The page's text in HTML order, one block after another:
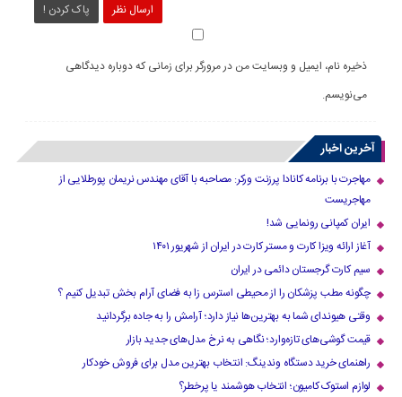
ارسال نظر پاک کردن !
ذخیره نام، ایمیل و وبسایت من در مرورگر برای زمانی که دوباره دیدگاهی
می‌نویسم.
آخرین اخبار
مهاجرت با برنامه کانادا پرزنت ورکر: مصاحبه با آقای مهندس نریمان پورطلایی از
مهاجریست
ایران کمپانی رونمایی شد!
آغاز ارائه ویزا کارت و مستر کارت در ایران از شهریور ۱۴۰۱
سیم کارت گرجستان دائمی در ایران
چگونه مطب پزشکان را از محیطی استرس زا به فضای آرام بخش تبدیل کنیم ؟
وقتی هیوندای شما به بهترین‌ها نیاز دارد؛ آرامش را به جاده برگردانید
قیمت گوشی‌های تازه‌وارد؛ نگاهی به نرخ مدل‌های جدید بازار
راهنمای خرید دستگاه وندینگ: انتخاب بهترین مدل برای فروش خودکار
لوازم استوک کامیون؛ انتخاب هوشمند یا پرخطر؟